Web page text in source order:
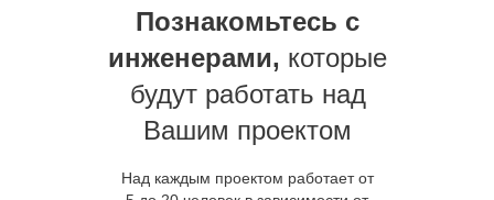
Познакомьтесь с
инженерами, которые
будут работать над
Вашим проектом
Над каждым проектом работает от